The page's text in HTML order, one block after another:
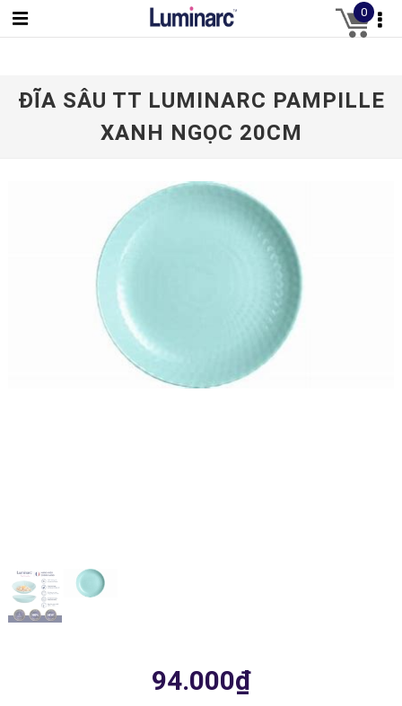
0
ĐĨA SÂU TT LUMINARC PAMPILLE
XANH NGỌC 20CM
94.000₫